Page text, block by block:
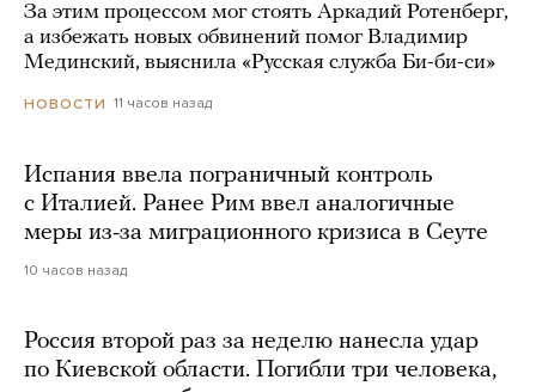
За этим процессом мог стоять Аркадий Ротенберг,
а избежать новых обвинений помог Владимир
Мединский, выяснила «Русская служба Би-би-си»
НОВОСТИ 11 часов назад
Испания ввела пограничный контроль
с Италией. Ранее Рим ввел аналогичные
меры из-за миграционного кризиса в Сеуте
10 часов назад
Россия второй раз за неделю нанесла удар
по Киевской области. Погибли три человека,